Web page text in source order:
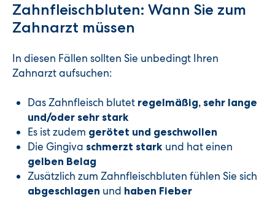
Zahnfleischbluten: Wann Sie zum
Zahnarzt müssen
In diesen Fällen sollten Sie unbedingt Ihren
Zahnarzt aufsuchen:
Das Zahnfleisch blutet regelmäßig, sehr lange
und/oder sehr stark
Es ist zudem gerötet und geschwollen
Die Gingiva schmerzt stark und hat einen
gelben Belag
Zusätzlich zum Zahnfleischbluten fühlen Sie sich
abgeschlagen und haben Fieber